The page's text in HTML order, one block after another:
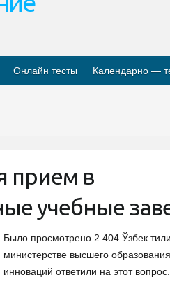
Онлайн тесты Календарно —
прием в
учебные
Было просмотрено 2 404 Ўзбек
министерстве высшего
инноваций ответили на этот вопрос.